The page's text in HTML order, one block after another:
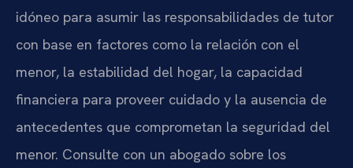
idóneo para asumir las responsabilidades de tutor
con base en factores como la relación con el
menor, la estabilidad del hogar, la capacidad
financiera para proveer cuidado y la ausencia de
antecedentes que comprometan la seguridad del
menor. Consulte con un abogado sobre los